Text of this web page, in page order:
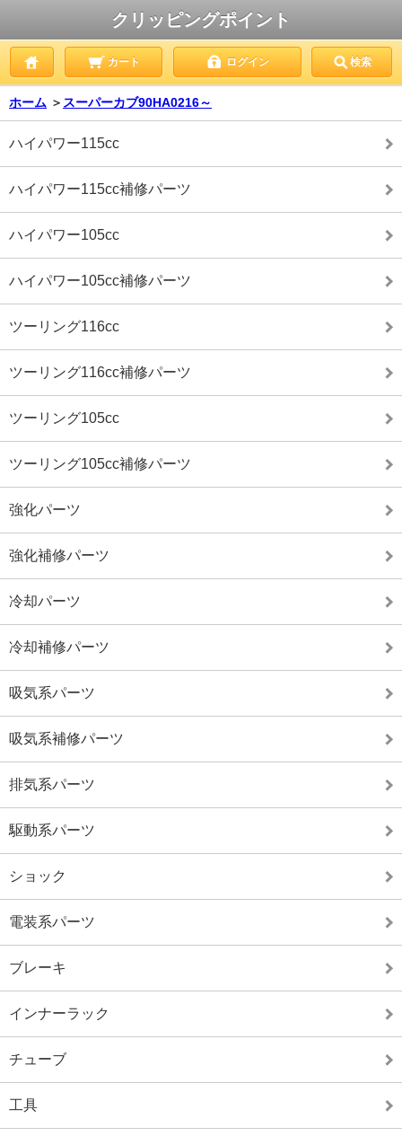
クリッピングポイント
カート ログイン 検索
ホーム ＞ スーパーカブ90HA0216～
ハイパワー115cc
ハイパワー115cc補修パーツ
ハイパワー105cc
ハイパワー105cc補修パーツ
ツーリング116cc
ツーリング116cc補修パーツ
ツーリング105cc
ツーリング105cc補修パーツ
強化パーツ
強化補修パーツ
冷却パーツ
冷却補修パーツ
吸気系パーツ
吸気系補修パーツ
排気系パーツ
駆動系パーツ
ショック
電装系パーツ
ブレーキ
インナーラック
チューブ
工具